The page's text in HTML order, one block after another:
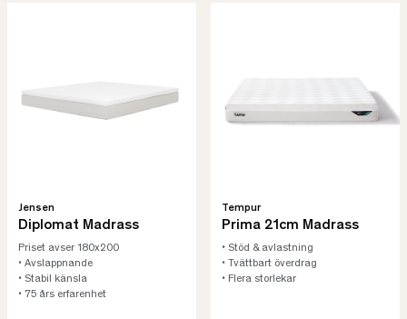
Jensen
Diplomat Madrass
Priset avser 180x200
• Avslappnande
• Stabil känsla
• 75 års erfarenhet
Tempur
Prima 21cm Madrass
• Stöd & avlastning
• Tvättbart överdrag
• Flera storlekar